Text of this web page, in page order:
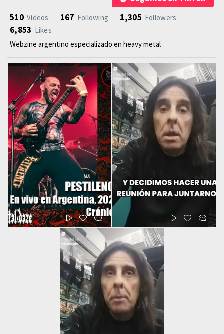
510 Videos 167 Following 1,305 Followers
6,853 Likes
Webzine argentino especializado en heavy metal